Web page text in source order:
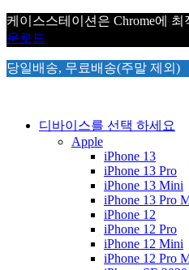
케이스스테이션은 Chrome에
운로드
당일배송, 무료배송(주말 제외)
디바이스를 선택 하세요
Apple
iPhone 13
iPhone 13 Pro
iPhone 13 Mini
iPhone 13 Pro
iPhone 12
iPhone 12 Pro
iPhone 12 Mini
iPhone 12 Pro